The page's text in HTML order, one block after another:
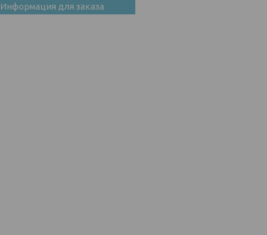
Информация для заказа